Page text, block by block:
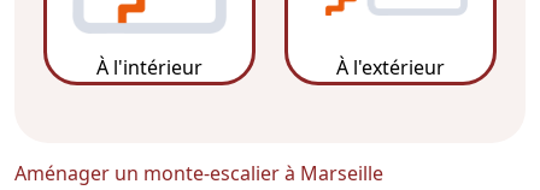
À l'intérieur À l'extérieur
Aménager un monte-escalier à Marseille